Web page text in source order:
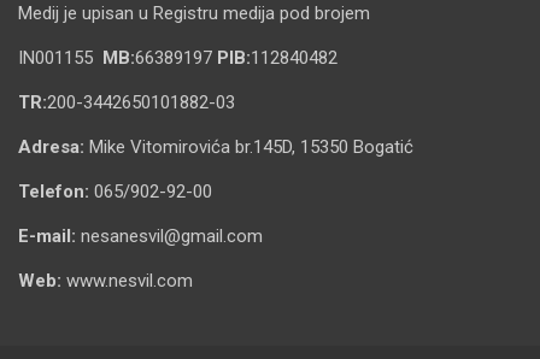
Medij je upisan u Registru medija pod brojem
IN001155 MB:66389197 PIB:112840482
TR:200-3442650101882-03
Adresa: Mike Vitomirovića br.145D, 15350 Bogatić
Telefon: 065/902-92-00
E-mail: nesanesvil@gmail.com
Web: www.nesvil.com